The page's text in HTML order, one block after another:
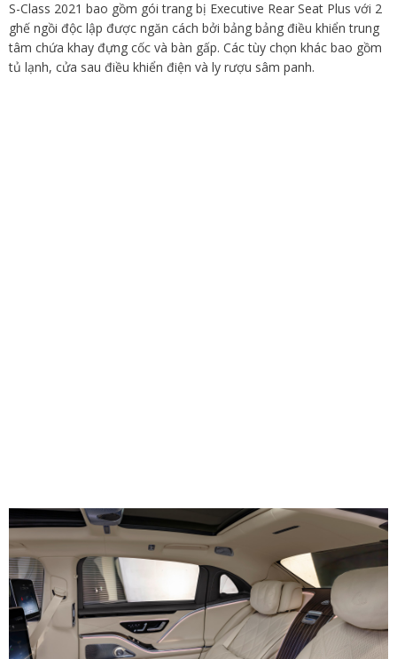
S-Class 2021 bao gồm gói trang bị Executive Rear Seat Plus với 2
ghế ngồi độc lập được ngăn cách bởi bảng bảng điều khiển trung
tâm chứa khay đựng cốc và bàn gấp. Các tùy chọn khác bao gồm
tủ lạnh, cửa sau điều khiển điện và ly rượu sâm panh.